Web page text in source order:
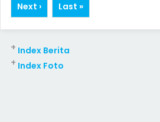
Next ›
Last »
Index Berita
+
Index Foto
+